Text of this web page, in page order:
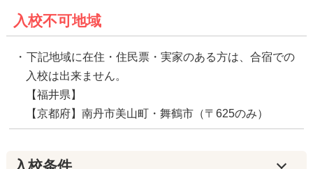
入校不可地域
下記地域に在住・住民票・実家のある方は、合宿での
入校は出来ません。
【福井県】
【京都府】南丹市美山町・舞鶴市（〒625のみ）
入校条件